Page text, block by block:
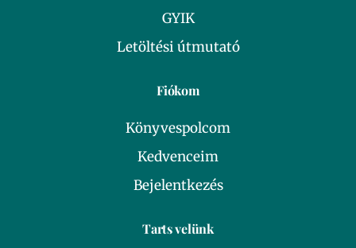
GYIK
Letöltési útmutató
Fiókom
Könyvespolcom
Kedvenceim
Bejelentkezés
Tarts velünk